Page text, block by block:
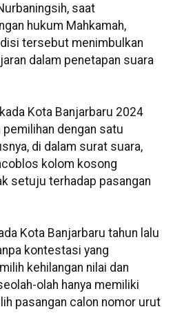
saat
hukum Mahkamah,
tersebut menimbulkan
dalam penetapan suara
Kota Banjarbaru 2024
dengan satu
di dalam surat suara,
kolom kosong
setuju terhadap pasangan
Kota Banjarbaru tahun lalu
kontestasi yang
kehilangan nilai dan
olah hanya memiliki
pasangan calon nomor urut